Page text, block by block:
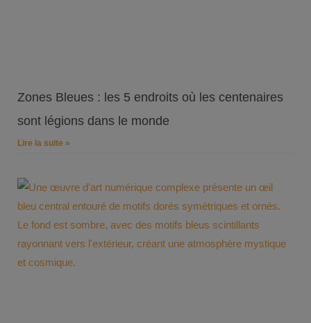
Zones Bleues : les 5 endroits où les centenaires
sont légions dans le monde
Lire la suite »